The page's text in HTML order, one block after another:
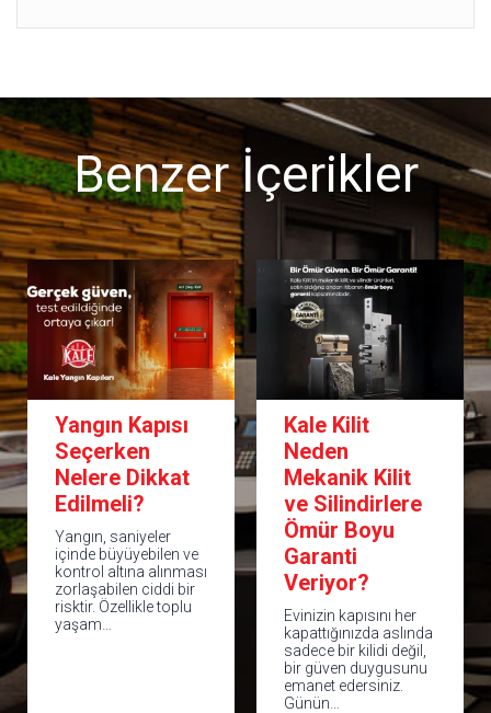
Benzer İçerikler
Yangın Kapısı
Seçerken
Nelere Dikkat
Edilmeli?
Yangın, saniyeler
içinde büyüyebilen ve
kontrol altına alınması
zorlaşabilen ciddi bir
risktir. Özellikle toplu
yaşam…
Kale Kilit
Neden
Mekanik Kilit
ve Silindirlere
Ömür Boyu
Garanti
Veriyor?
Evinizin kapısını her
kapattığınızda aslında
sadece bir kilidi değil,
bir güven duygusunu
emanet edersiniz.
Günün…